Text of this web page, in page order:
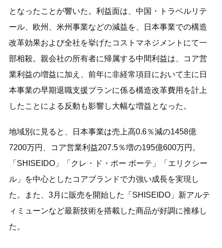
となったことが響いた。利益面は、中国・トラベルリテ
ール、欧州、米州事業などの減益を、日本事業での構造
改革効果および全社を挙げたコストマネジメントにて一
部相殺。親会社の所有者に帰属する中間利益は、コア営
業利益の増益に加え、前年に非経常項目において主に日
本事業の早期退職支援プランに係る構造改革費用を計上
したことによる反動も影響し大幅な増益となった。
地域別に見ると、日本事業は売上高0.6％減の1458億
7200万円、コア営業利益207.5％増の195億600万円。
「SHISEIDO」「クレ・ド・ポー ボーテ」「エリクシー
ル」を中心としたコアブランドで力強い成長を実現し
た。また、3月に販売を開始した「SHISEIDO」新アルテ
ィミューンなど最新技術を搭載した商品が好調に推移し
た。